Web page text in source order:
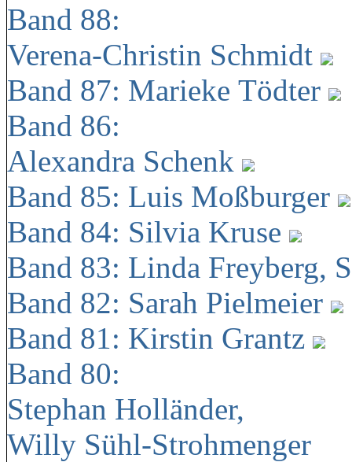
Band 88:
Verena-Christin Schmidt
Band 87: Marieke Tödter
Band 86:
Alexandra Schenk
Band 85: Luis Moßburger
Band 84: Silvia Kruse
Band 83: Linda Freyberg,
Band 82: Sarah Pielmeier
Band 81: Kirstin Grantz
Band 80:
Stephan Holländer,
Willy Sühl-Strohmenger